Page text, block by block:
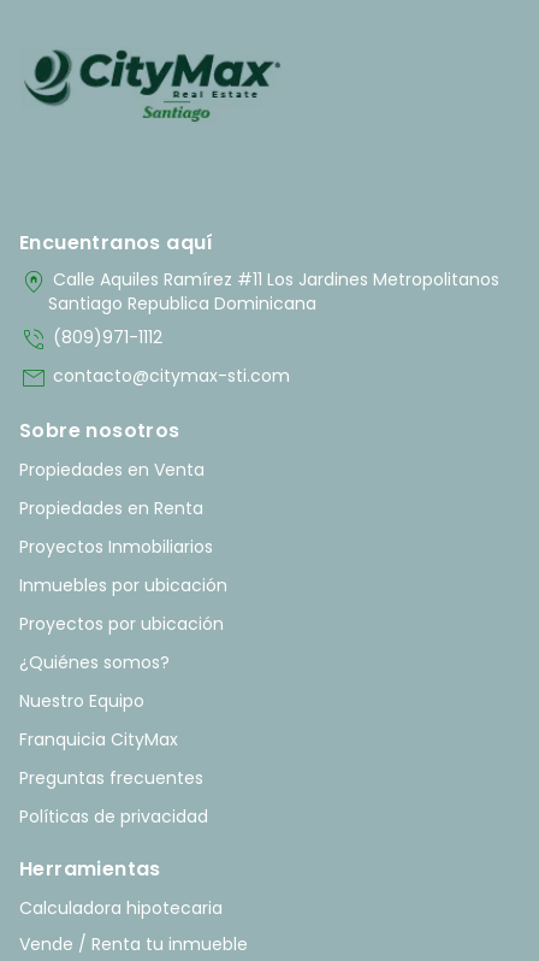
Encuentranos aquí
home_pin Calle Aquiles Ramírez #11 Los Jardines Metropolitanos
Santiago Republica Dominicana
phone_in_talk (809)971-1112
mail contacto@citymax-sti.com
Sobre nosotros
Propiedades en Venta
Propiedades en Renta
Proyectos Inmobiliarios
Inmuebles por ubicación
Proyectos por ubicación
¿Quiénes somos?
Nuestro Equipo
Franquicia CityMax
Preguntas frecuentes
Políticas de privacidad
Herramientas
Calculadora hipotecaria
Vende / Renta tu inmueble